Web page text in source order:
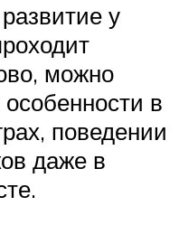
у
можно
в
поведении
даже в